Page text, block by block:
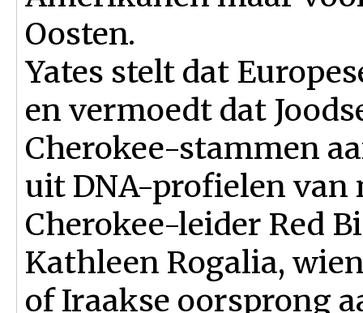
Oosten.
Yates stelt dat
en vermoedt dat
Cherokee-stammen
uit DNA-profielen van
Cherokee-leider Red
Kathleen Rogalia,
of Iraakse oorsprong